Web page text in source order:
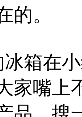
的。
箱在
家嘴